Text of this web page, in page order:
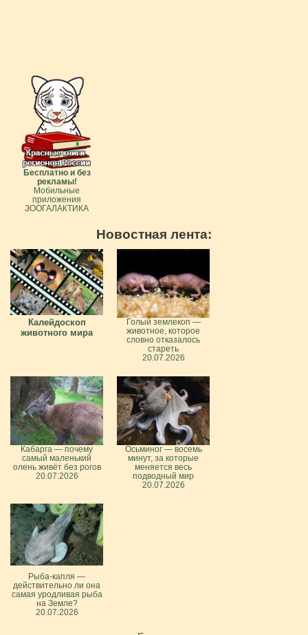
Бесплатно и без
рекламы!
Мобильные
приложения
ЗООГАЛАКТИКА
Новостная лента:
Калейдоскоп
животного мира
Голый землекоп —
животное, которое
словно отказалось
стареть
20.07.2026
Кабарга — почему
самый маленький
олень живёт без рогов
20.07.2026
Осьминог — восемь
минут, за которые
меняется весь
подводный мир
20.07.2026
Рыба-капля —
действительно ли она
самая уродливая рыба
на Земле?
20.07.2026